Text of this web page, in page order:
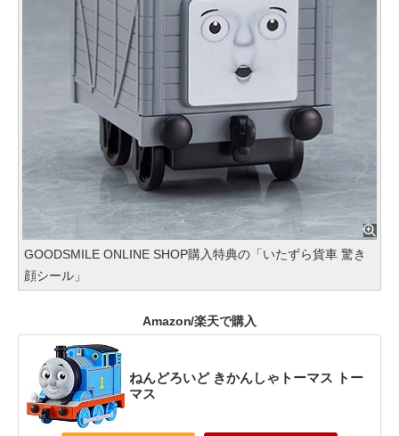
GOODSMILE ONLINE SHOP購入特典の「いたずら貨車 驚き
顔シール」
Amazon/楽天で購入
ねんどろいど きかんしゃトーマス トー
マス